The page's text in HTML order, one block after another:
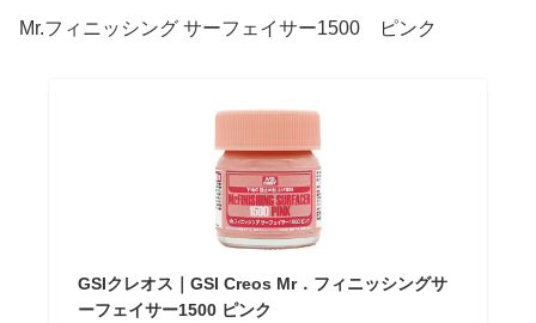
Mr.フィニッシング サーフェイサー1500 ピンク
GSIクレオス｜GSI Creos Mr．フィニッシングサ
ーフェイサー1500 ピンク